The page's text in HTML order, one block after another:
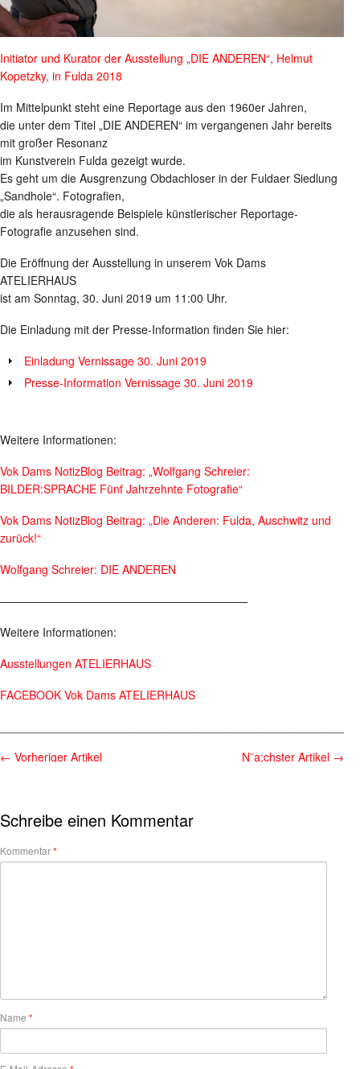
Initiator und Kurator der Ausstellung „DIE ANDEREN“, Helmut
Kopetzky, in Fulda 2018
Im Mittelpunkt steht eine Reportage aus den 1960er Jahren,
die unter dem Titel „DIE ANDEREN“ im vergangenen Jahr bereits
mit großer Resonanz
im Kunstverein Fulda gezeigt wurde.
Es geht um die Ausgrenzung Obdachloser in der Fuldaer Siedlung
„Sandhole“. Fotografien,
die als herausragende Beispiele künstlerischer Reportage-
Fotografie anzusehen sind.
Die Eröffnung der Ausstellung in unserem Vok Dams
ATELIERHAUS
ist am Sonntag, 30. Juni 2019 um 11:00 Uhr.
Die Einladung mit der Presse-Information finden Sie hier:
Einladung Vernissage 30. Juni 2019
Presse-Information Vernissage 30. Juni 2019
Weitere Informationen:
Vok Dams NotizBlog Beitrag: „Wolfgang Schreier:
BILDER:SPRACHE Fünf Jahrzehnte Fotografie“
Vok Dams NotizBlog Beitrag: „Die Anderen: Fulda, Auschwitz und
zurück!“
Wolfgang Schreier: DIE ANDEREN
——————————————————————
Weitere Informationen:
Ausstellungen ATELIERHAUS
FACEBOOK Vok Dams ATELIERHAUS
← Vorheriger Artikel N¨a;chster Artikel →
Schreibe einen Kommentar
Kommentar*
Name *